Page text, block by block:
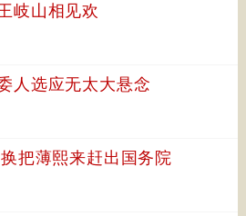
岐山相见欢
人选应无太大悬念
把薄熙来赶出国务院